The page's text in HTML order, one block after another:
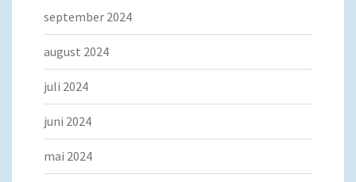
september 2024
august 2024
juli 2024
juni 2024
mai 2024